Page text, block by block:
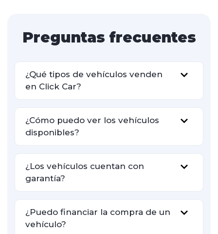
Preguntas frecuentes
¿Qué tipos de vehículos venden
en Click Car?
¿Cómo puedo ver los vehículos
disponibles?
¿Los vehículos cuentan con
garantía?
¿Puedo financiar la compra de un
vehículo?